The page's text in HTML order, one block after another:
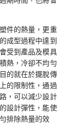
件的熱量，更重
成型過程中達到
受到產品及模具
熱，冷卻不均勻
的就在於擺脫傳
的限制性，通過
，可以減少設計
設計彈性，能使
排除熱量的效